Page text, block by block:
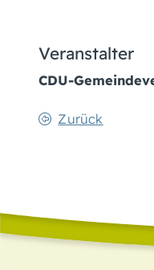
Veranstalter
CDU-
Zurück